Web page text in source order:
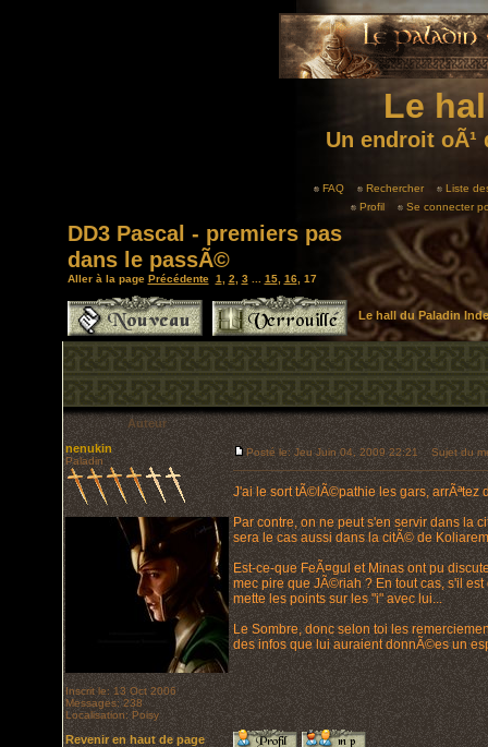
Le
Un endroit
FAQ Rechercher
Liste
Profil
Se connecter
DD3 Pascal - premiers pas
dans le passÃ©
Aller à la page Précédente 1 2 3 15, 16, 17
Le hall du Paladin
Auteur
nenukin
Paladin
Inscrit le: 13 Oct 2006
Messages: 238
Localisation: Poisy
Posté le: Jeu Juin 04, 2009 22:21 Sujet du
J'ai le sort tÃ©lÃ©pathie les gars, arrÃªtez
Par contre, on ne peut s'en servir dans la
sera le cas aussi dans la citÃ© de
Est-ce-que FeÃ¤gul et Minas ont pu
mec pire que JÃ©riah ? En tout cas, s'il
mette les points sur les "i" avec lui...
Le Sombre, donc selon toi les
des infos que lui auraient donnÃ©es un
Revenir en haut de page